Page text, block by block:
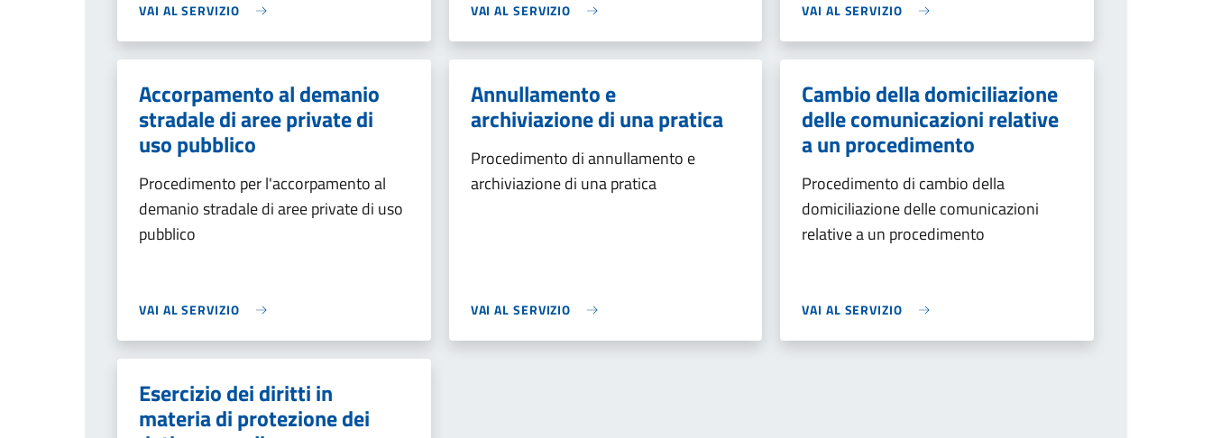
VAI AL SERVIZIO VAI AL SERVIZIO VAI AL SERVIZIO
Accorpamento al demanio
stradale di aree private di
uso pubblico
Procedimento per l'accorpamento al
demanio stradale di aree private di uso
pubblico
VAI AL SERVIZIO
Annullamento e
archiviazione di una pratica
Procedimento di annullamento e
archiviazione di una pratica
VAI AL SERVIZIO
Cambio della domiciliazione
delle comunicazioni relative
a un procedimento
Procedimento di cambio della
domiciliazione delle comunicazioni
relative a un procedimento
VAI AL SERVIZIO
Esercizio dei diritti in
materia di protezione dei